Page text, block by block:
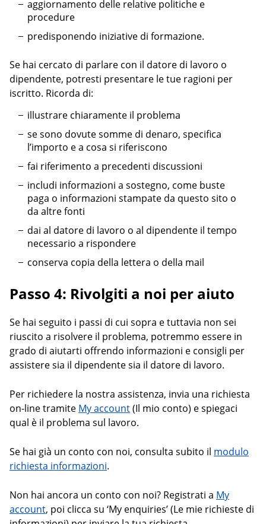
aggiornamento delle relative politiche e
procedure
predisponendo iniziative di formazione.
Se hai cercato di parlare con il datore di lavoro o
dipendente, potresti presentare le tue ragioni per
iscritto. Ricorda di:
illustrare chiaramente il problema
se sono dovute somme di denaro, specifica
l’importo e a cosa si riferiscono
fai riferimento a precedenti discussioni
includi informazioni a sostegno, come buste
paga o informazioni stampate da questo sito o
da altre fonti
dai al datore di lavoro o al dipendente il tempo
necessario a rispondere
conserva copia della lettera o della mail
Passo 4: Rivolgiti a noi per aiuto
Se hai seguito i passi di cui sopra e tuttavia non sei
riuscito a risolvere il problema, potremmo essere in
grado di aiutarti offrendo informazioni e consigli per
assistere sia il dipendente sia il datore di lavoro.
Per richiedere la nostra assistenza, invia una richiesta
on-line tramite My account(Il mio conto) e spiegaci
qual è il problema sul lavoro.
Se hai già un conto con noi, consulta subito il modulo
richiesta informazioni.
Non hai ancora un conto con noi? Registrati a My
account, poi clicca su ‘My enquiries’ (Le mie richieste di